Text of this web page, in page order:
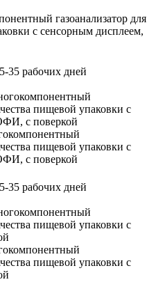
газоанализатор для
с сенсорным дисплеем,
35 рабочих дней
пищевой упаковки с
с поверкой
35 рабочих дней
пищевой упаковки с